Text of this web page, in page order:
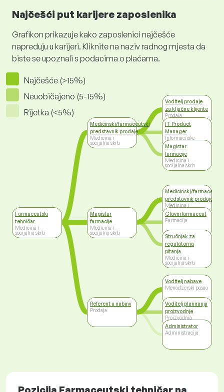
Najčešći put karijere zaposlenika
Grafikon prikazuje kako zaposlenici najčešće
napreduju u karijeri. Kliknite na naziv radnog mjesta da
biste se upoznali s podacima o plaćama.
Najčešće (>15%)
Neuobičajeno (5-15%)
Rijetka (<5%)
Farmaceutski
tehničar
Medicina i
socijalna skrb
Medicinski/farmaceutski
predstavnik prodaje
Medicina i
socijalna skrb
Magistar
farmacije
Medicina i
socijalna skrb
Referent u nabavi
Prodaja
Voditelj prodaje
za ključne klijente
Prodaja
IT Product
Manager
Informacijske
tehnologije
Magistar
farmacije
Medicina i
socijalna skrb
Medicinski/farmaceutski
predstavnik prodaje
Medicina i
socijalna skrb
Glavni farmaceut
Farmacija
Stručnjak za
regulatorna
pitanja
Medicina i
socijalna skrb
Voditelj nabave
Menadžerski posao
Voditelj planiranja
proizvodnje
Proizvodnja
Administrator
Administracija